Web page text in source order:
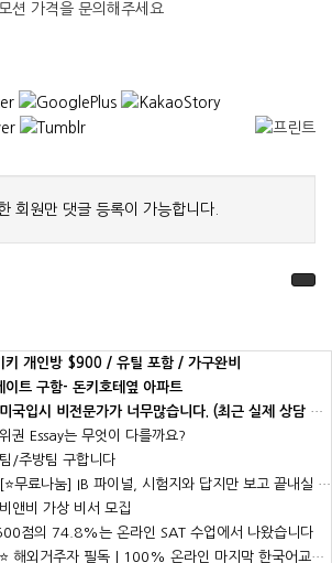
션 가격을 문의해주세요
회원만 댓글 등록이 가능합니다.
키 개인방 $900 / 유틸 포함 / 가구완비
이트 구함- 돈키호테옆 아파트
미국입시 비전문가가 너무많습니다. (최근 실제 상담 사례)
권 Essay는 무엇이 다를까요?
/주방팀 구합니다
[⭐무료나눔] IB 파이널, 시험지와 답지만 보고 끝내실 건가요?
앤비 가상 비서 모집
점의 74.8%는 온라인 SAT 수업에서 나왔습니다
⭐ 해외거주자 필독｜100% 온라인 마지막 한국어교원 2급 추가모집 (~8/2)